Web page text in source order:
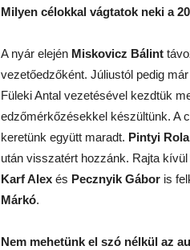
Milyen célokkal vágtatok neki a
A nyár elején Miskovicz Bálint
vezetőedzőként. Júliustól pedig
Füleki Antal vezetésével kezdtük
edzőmérkőzésekkel készültünk. A
keretünk együtt maradt. Pintyi
után visszatért hozzánk. Rajta kívül
Karf Alex és Pecznyik Gábor is
Márkó.
Nem mehetünk el szó nélkül az